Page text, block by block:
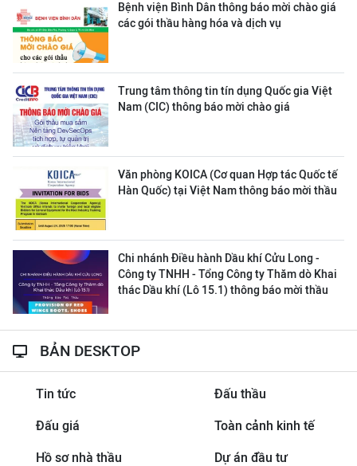
Bệnh viện Bình Dân thông báo mời chào giá
các gói thầu hàng hóa và dịch vụ
Trung tâm thông tin tín dụng Quốc gia Việt
Nam (CIC) thông báo mời chào giá
Văn phòng KOICA (Cơ quan Hợp tác Quốc tế
Hàn Quốc) tại Việt Nam thông báo mời thầu
Chi nhánh Điều hành Dầu khí Cửu Long -
Công ty TNHH - Tổng Công ty Thăm dò Khai
thác Dầu khí (Lô 15.1) thông báo mời thầu
BẢN DESKTOP
Tin tức Đấu thầu
Đấu giá Toàn cảnh kinh tế
Hồ sơ nhà thầu Dự án đầu tư